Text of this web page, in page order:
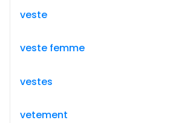
veste
veste femme
vestes
vetement